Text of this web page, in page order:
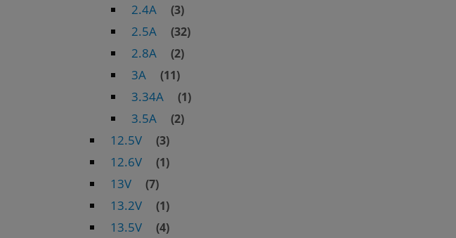
2.4A (3)
2.5A (32)
2.8A (2)
3A (11)
3.34A (1)
3.5A (2)
12.5V (3)
12.6V (1)
13V (7)
13.2V (1)
13.5V (4)